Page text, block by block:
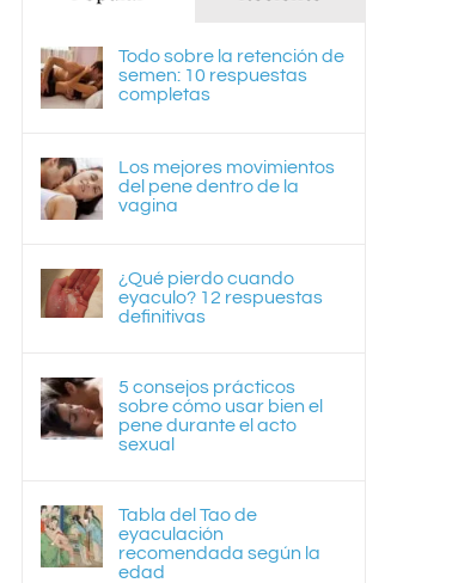
Todo sobre la retención de
semen: 10 respuestas
completas
Los mejores movimientos
del pene dentro de la
vagina
¿Qué pierdo cuando
eyaculo? 12 respuestas
definitivas
5 consejos prácticos
sobre cómo usar bien el
pene durante el acto
sexual
Tabla del Tao de
eyaculación
recomendada según la
edad